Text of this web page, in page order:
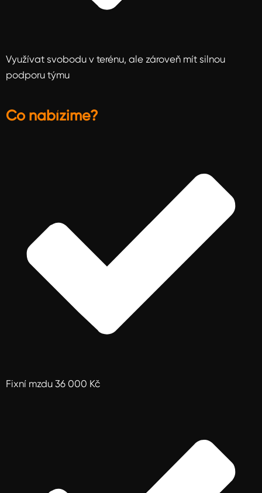
Využívat svobodu v terénu, ale zároveň mít silnou
podporu týmu
Co nabízime?
Fixní mzdu 36 000 Kč